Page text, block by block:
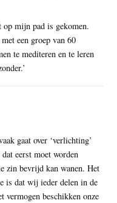
mijn pad is gekomen.
een groep van 60
te mediteren en te leren
gaat over ‘verlichting’
eerst moet worden
zin bevrijd kan wanen. Het
is dat wij ieder delen in de
beschikken onze